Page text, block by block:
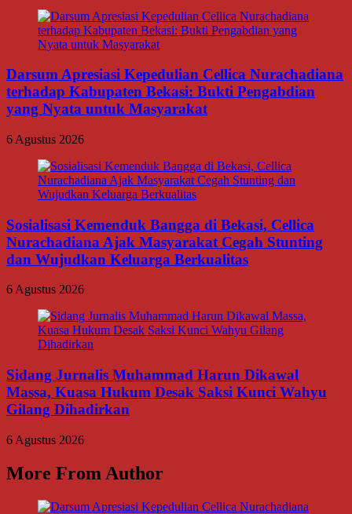
Darsum Apresiasi Kepedulian Cellica Nurachadiana
terhadap Kabupaten Bekasi: Bukti Pengabdian
yang Nyata untuk Masyarakat
6 Agustus 2026
Sosialisasi Kemenduk Bangga di Bekasi, Cellica
Nurachadiana Ajak Masyarakat Cegah Stunting
dan Wujudkan Keluarga Berkualitas
6 Agustus 2026
Sidang Jurnalis Muhammad Harun Dikawal
Massa, Kuasa Hukum Desak Saksi Kunci Wahyu
Gilang Dihadirkan
6 Agustus 2026
More From Author